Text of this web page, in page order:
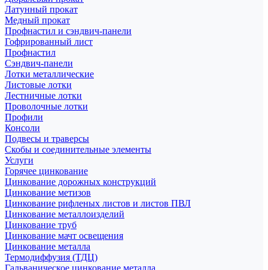
Латунный прокат
Медный прокат
Профнастил и сэндвич-панели
Гофрированный лист
Профнастил
Сэндвич-панели
Лотки металлические
Листовые лотки
Лестничные лотки
Проволочные лотки
Профили
Консоли
Подвесы и траверсы
Скобы и соединительные элементы
Услуги
Горячее цинкование
Цинкование дорожных конструкций
Цинкование метизов
Цинкование рифленых листов и листов ПВЛ
Цинкование металлоизделий
Цинкование труб
Цинкование мачт освещения
Цинкование металла
Термодиффузия (ТДЦ)
Гальваническое цинкование металла